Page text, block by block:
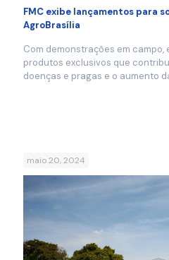
FMC exibe lançamentos para
AgroBrasília
Com demonstrações em
produtos exclusivos que
doenças e pragas e o aumento
maio 20, 2024